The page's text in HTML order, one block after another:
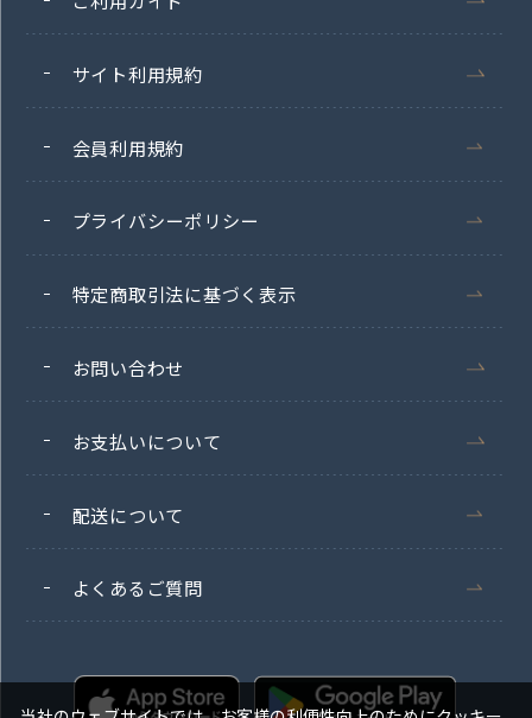
サイト利用規約
会員利用規約
プライバシーポリシー
特定商取引法に基づく表示
お問い合わせ
お支払いについて
配送について
よくあるご質問